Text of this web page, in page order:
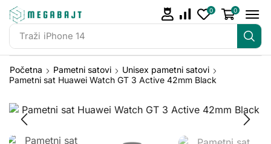
Traži iPhone 14
0 0
Početna Pametni satovi
Unisex pametni satovi
Pametni sat Huawei Watch GT 3 Active 42mm Black